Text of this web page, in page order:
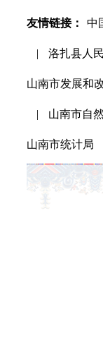
友情链接： 中
| 洛扎县人
山南市发展和
| 山南市自
山南市统计局